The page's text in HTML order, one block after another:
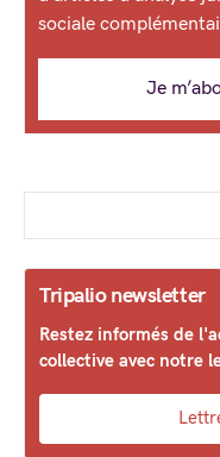
sociale
Je
Tripalio newsletter
Restez informés de
collective avec notre